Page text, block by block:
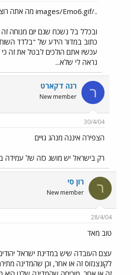
../images/Emo6.gif מה אתה רוצה, זה אין!
ובכלל בל נשכח שגם יום מנוחה זה
כתוב במדור הידע של "בלדד
עכשיו אתם הולכים לבטל את זה כי
נראה לי שלא...
ר רנה דקארט
New member
30/4/04
הצפירה איננה מנהג גויים
רק בישראל יש מושג כזה של עמידה
ר רון סי
New member
28/4/04
טוב מאד
עצם העובדה שיש במדינת ישראל
לקונצנזוס זה או אחר, וכן שהמדינה